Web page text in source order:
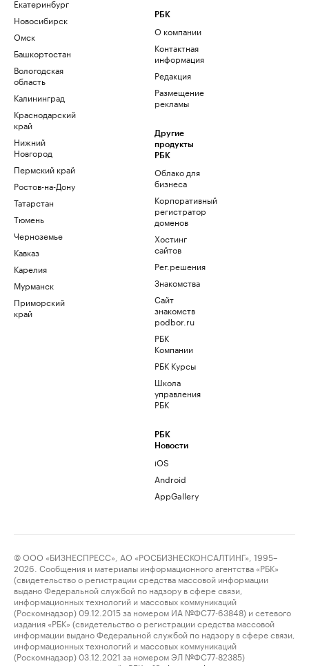
Екатеринбург
Новосибирск
Омск
Башкортостан
Вологодская
область
Калининград
Краснодарский
край
Нижний
Новгород
Пермский край
Ростов-на-Дону
Татарстан
Тюмень
Черноземье
Кавказ
Карелия
Мурманск
Приморский
край
РБК
О компании
Контактная
информация
Редакция
Размещение
рекламы
Другие
продукты
РБК
Облако для
бизнеса
Корпоративный
регистратор
доменов
Хостинг
сайтов
Рег.решения
Знакомства
Сайт
знакомств
podbor.ru
РБК
Компании
РБК Курсы
Школа
управления
РБК
РБК
Новости
iOS
Android
AppGallery
© ООО «БИЗНЕСПРЕСС», АО «РОСБИЗНЕСКОНСАЛТИНГ», 1995–
2026. Сообщения и материалы информационного агентства «РБК»
(свидетельство о регистрации средства массовой информации
выдано Федеральной службой по надзору в сфере связи,
информационных технологий и массовых коммуникаций
(Роскомнадзор) 09.12.2015 за номером ИА №ФС77-63848) и сетевого
издания «РБК» (свидетельство о регистрации средства массовой
информации выдано Федеральной службой по надзору в сфере связи,
информационных технологий и массовых коммуникаций
(Роскомнадзор) 03.12.2021 за номером ЭЛ №ФС77-82385)